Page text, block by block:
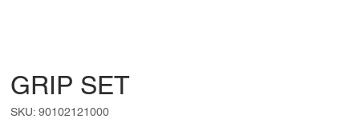
GRIP SET
SKU: 90102121000